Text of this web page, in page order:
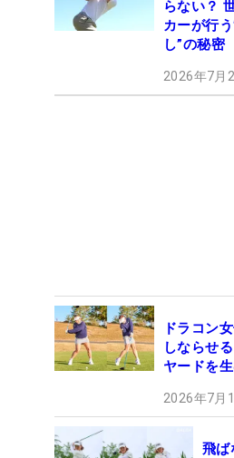
らない？
カーが行
し”の秘密
2026年7月
ドラコン
しならせ
ヤードを
2026年7月
飛ば